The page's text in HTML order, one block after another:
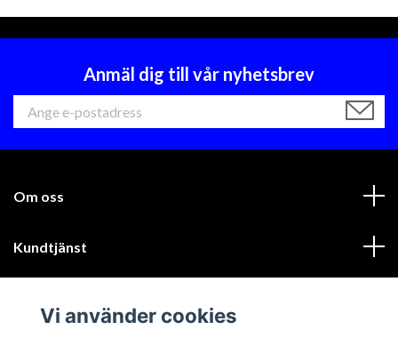
Anmäl dig till vår nyhetsbrev
Om oss
Kundtjänst
Vi använder cookies